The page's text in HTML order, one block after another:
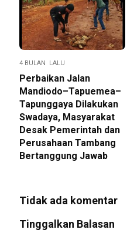
4 BULAN LALU
Perbaikan Jalan
Mandiodo–Tapuemea–
Tapunggaya Dilakukan
Swadaya, Masyarakat
Desak Pemerintah dan
Perusahaan Tambang
Bertanggung Jawab
Tidak ada komentar
Tinggalkan Balasan